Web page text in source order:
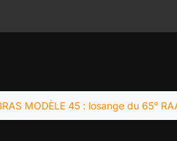
MODÈLE 45 : losange du 65°